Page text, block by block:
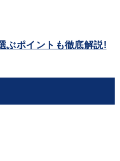
ぶポイントも徹底解説!